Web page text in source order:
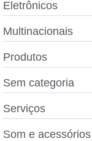
Eletrônicos
Multinacionais
Produtos
Sem categoria
Serviços
Som e acessórios